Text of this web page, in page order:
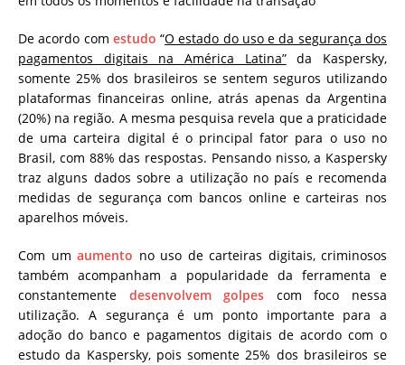
De acordo com estudo “O estado do uso e da segurança dos
pagamentos digitais na América Latina”da Kaspersky,
somente 25% dos brasileiros se sentem seguros utilizando
plataformas financeiras online, atrás apenas da Argentina
(20%) na região. A mesma pesquisa revela que a praticidade
de uma carteira digital é o principal fator para o uso no
Brasil, com 88% das respostas. Pensando nisso, a Kaspersky
traz alguns dados sobre a utilização no país e recomenda
medidas de segurança com bancos online e carteiras nos
aparelhos móveis.
Com um aumento no uso de carteiras digitais, criminosos
também acompanham a popularidade da ferramenta e
constantemente desenvolvem golpes com foco nessa
utilização. A segurança é um ponto importante para a
adoção do banco e pagamentos digitais de acordo com o
estudo da Kaspersky, pois somente 25% dos brasileiros se